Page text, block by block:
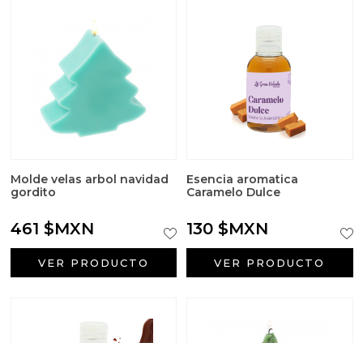
Molde velas arbol navidad
gordito
461 $MXN
VER PRODUCTO
Esencia aromatica
Caramelo Dulce
130 $MXN
VER PRODUCTO